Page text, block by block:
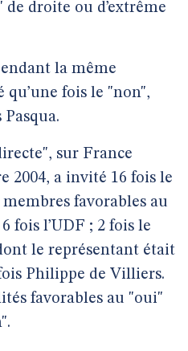
droite ou d’extrême
la même
qu’une fois le "non",
sur France
2004, a invité 16 fois le
favorables au
fois l’UDF ; 2 fois le
le représentant était
Philippe de Villiers.
favorables au "oui"